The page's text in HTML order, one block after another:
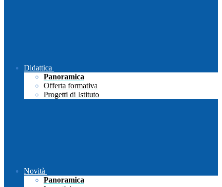
Didattica
Panoramica
Offerta formativa
Progetti di Istituto
Novità
Panoramica